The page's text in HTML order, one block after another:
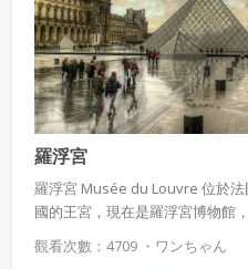
羅浮宮
羅浮宮 Musée du Louvre 位於
國的王宮，現在是羅浮宮博物館
雕塑，繪畫，美術工藝及古代東
類。
觀看次數：4709 ・ ワンちゃん
會員聲明並保證會員於使用
作物，會員享有所有權或經
如會員違反前項約定致吉寶
者，吉寶系統公司應立即通
議內容。會員應協助相關程
支出（包括律師費用）、損
六、終止
會員違反本合約或本系統任
本合約。